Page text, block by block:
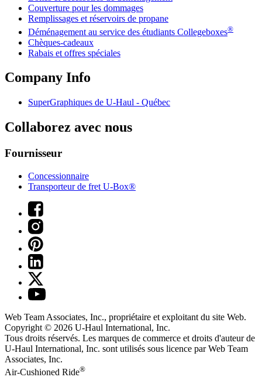
Couverture pour les dommages
Remplissages et réservoirs de propane
Déménagement au service des étudiants Collegeboxes®
Chèques-cadeaux
Rabais et offres spéciales
Company Info
SuperGraphiques de U-Haul - Québec
Collaborez avec nous
Fournisseur
Concessionnaire
Transporteur de fret U-Box®
Web Team Associates, Inc., propriétaire et exploitant du site Web.
Copyright © 2026 U-Haul International, Inc.
Tous droits réservés. Les marques de commerce et droits d'auteur de
U-Haul International, Inc. sont utilisés sous licence par Web Team
Associates, Inc.
Air-Cushioned Ride®